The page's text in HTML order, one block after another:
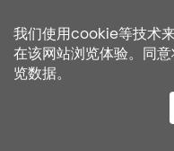
我们使用cookie等技术
在该网站浏览体验。同
览数据。